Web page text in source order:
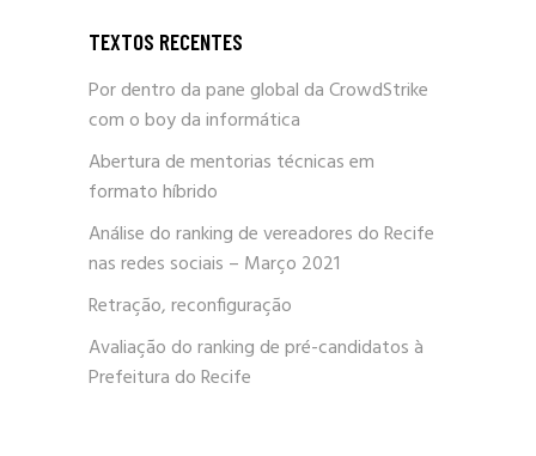
TEXTOS RECENTES
Por dentro da pane global da CrowdStrike
com o boy da informática
Abertura de mentorias técnicas em
formato híbrido
Análise do ranking de vereadores do Recife
nas redes sociais – Março 2021
Retração, reconfiguração
Avaliação do ranking de pré-candidatos à
Prefeitura do Recife